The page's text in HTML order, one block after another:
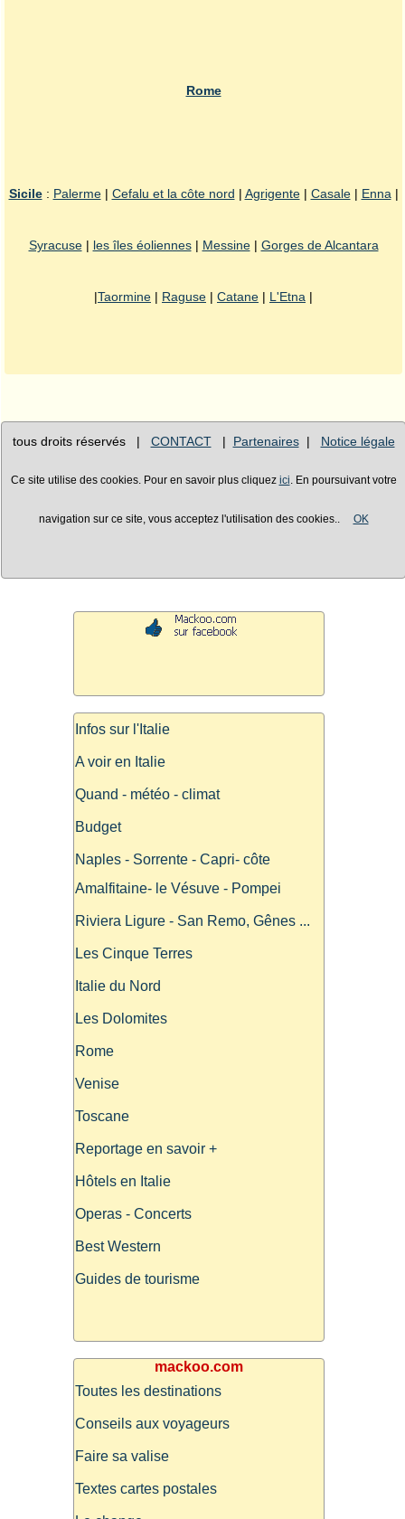
Rome
Sicile: Palerme| Cefalu et la côte nord | Agrigente| Casale| Enna|
Syracuse| les îles éoliennes| Messine| Gorges de Alcantara
|Taormine | Raguse | Catane | L'Etna |
tous droits réservés | CONTACT| Partenaires| Notice légale
Ce site utilise des cookies. Pour en savoir plus cliquez ici . En poursuivant votre
navigation sur ce site, vous acceptez l'utilisation des cookies.. OK
Infos sur l'Italie
A voir en Italie
Quand - météo - climat
Budget
Naples - Sorrente - Capri- côte
Amalfitaine- le Vésuve - Pompei
Riviera Ligure - San Remo, Gênes ...
Les Cinque Terres
Italie du Nord
Les Dolomites
Rome
Venise
Toscane
Reportage en savoir +
Hôtels en Italie
Operas - Concerts
Best Western
Guides de tourisme
mackoo.com
Toutes les destinations
Conseils aux voyageurs
Faire sa valise
Textes cartes postales